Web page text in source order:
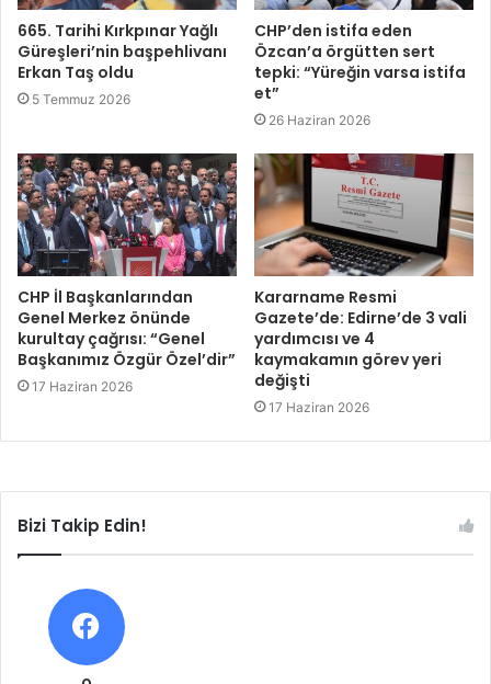
665. Tarihi Kırkpınar Yağlı
Güreşleri’nin başpehlivanı
Erkan Taş oldu
5 Temmuz 2026
CHP’den istifa eden
Özcan’a örgütten sert
tepki: “Yüreğin varsa istifa
et”
26 Haziran 2026
CHP İl Başkanlarından
Genel Merkez önünde
kurultay çağrısı: “Genel
Başkanımız Özgür Özel’dir”
17 Haziran 2026
Kararname Resmi
Gazete’de: Edirne’de 3 vali
yardımcısı ve 4
kaymakamın görev yeri
değişti
17 Haziran 2026
Bizi Takip Edin!